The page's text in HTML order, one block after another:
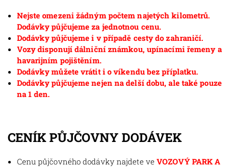
Nejste omezeni žádným počtem najetých kilometrů.
Dodávky půjčujeme za jednotnou cenu.
Dodávky půjčujeme i v případě cesty do zahraničí.
Vozy disponují dálniční známkou, upínacími řemeny a
havarijním pojištěním.
Dodávky můžete vrátit i o víkendu bez příplatku.
Dodávky půjčujeme nejen na delší dobu, ale také pouze
na 1 den.
CENÍK PŮJČOVNY DODÁVEK
Cenu půjčovného dodávky najdete veVOZOVÝ PARK A